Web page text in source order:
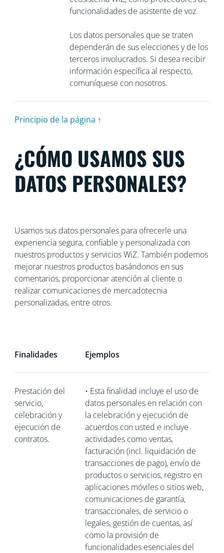
funcionalidades de asistente de voz.
Los datos personales que se traten
dependerán de sus elecciones y de los
terceros involucrados. Si desea recibir
información específica al respecto,
comuníquese con nosotros.
Principio de la página ↑
¿CÓMO USAMOS SUS
DATOS PERSONALES?
Usamos sus datos personales para ofrecerle una
experiencia segura, confiable y personalizada con
nuestros productos y servicios WiZ. También podemos
mejorar nuestros productos basándonos en sus
comentarios, proporcionar atención al cliente o
realizar comunicaciones de mercadotecnia
personalizadas, entre otros.
Finalidades Ejemplos
Prestación del
servicio,
celebración y
ejecución de
contratos.
• Esta finalidad incluye el uso de
datos personales en relación con
la celebración y ejecución de
acuerdos con usted e incluye
actividades como ventas,
facturación (incl. liquidación de
transacciones de pago), envío de
productos o servicios, registro en
aplicaciones móviles o sitios web,
comunicaciones de garantía,
transaccionales, de servicio o
legales, gestión de cuentas, así
como la provisión de
funcionalidades esenciales del